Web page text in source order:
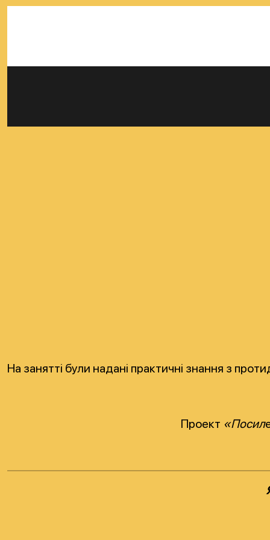
На занятті були надані практичні знання з
Проект «Посил